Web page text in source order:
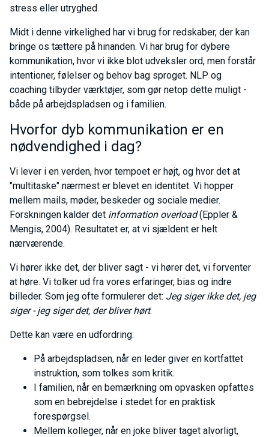
stress eller utryghed.
Midt i denne virkelighed har vi brug for redskaber, der kan
bringe os tættere på hinanden. Vi har brug for dybere
kommunikation, hvor vi ikke blot udveksler ord, men forstår
intentioner, følelser og behov bag sproget. NLP og
coaching tilbyder værktøjer, som gør netop dette muligt -
både på arbejdspladsen og i familien.
Hvorfor dyb kommunikation er en
nødvendighed i dag?
Vi lever i en verden, hvor tempoet er højt, og hvor det at
"multitaske" nærmest er blevet en identitet. Vi hopper
mellem mails, møder, beskeder og sociale medier.
Forskningen kalder det information overload(Eppler &
Mengis, 2004). Resultatet er, at vi sjældent er helt
nærværende.
Vi hører ikke det, der bliver sagt - vi hører det, vi forventer
at høre. Vi tolker ud fra vores erfaringer, bias og indre
billeder. Som jeg ofte formulerer det: Jeg siger ikke det, jeg
siger - jeg siger det, der bliver hørt.
Dette kan være en udfordring:
På arbejdspladsen, når en leder giver en kortfattet
instruktion, som tolkes som kritik.
I familien, når en bemærkning om opvasken opfattes
som en bebrejdelse i stedet for en praktisk
forespørgsel.
Mellem kolleger, når en joke bliver taget alvorligt,